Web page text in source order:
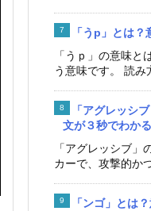
「うp」とは
「うｐ」の意味
う意味です。 読み
「アグレッシ
文が３秒でわかる
「アグレッシブ」
カーで、攻撃的か
「ンゴ」とは